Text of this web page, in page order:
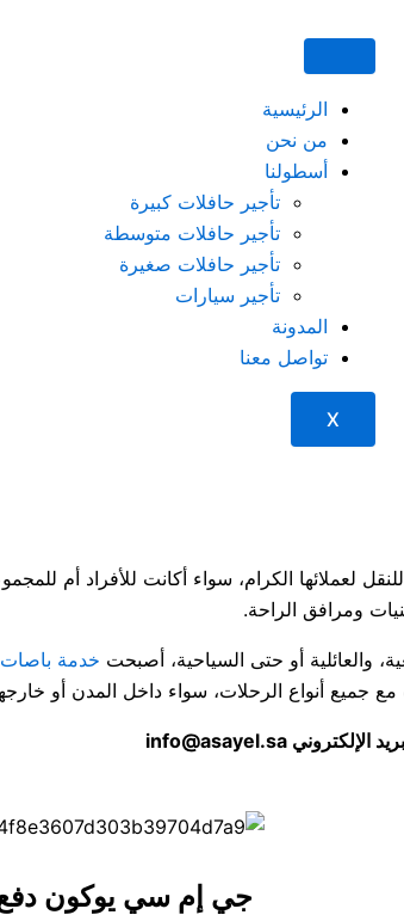
الرئيسية
من نحن
أسطولنا
تأجير حافلات كبيرة
تأجير حافلات متوسطة
تأجير حافلات صغيرة
تأجير سيارات
المدونة
تواصل معنا
X
لعملائها الكرام، سواء أكانت للأفراد أم
ومرافق الراحة.
والعائلية أو حتى السياحية، أصبحت خدمة
أنواع الرحلات، سواء داخل المدن أو
جي إم سي يوكون